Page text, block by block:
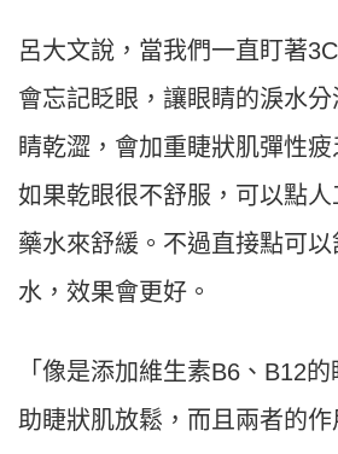
呂大文說，當我們一直盯著
會忘記眨眼，讓眼睛的淚水
睛乾澀，會加重睫狀肌彈性
如果乾眼很不舒服，可以點
藥水來舒緩。不過直接點可
水，效果會更好。
「像是添加維生素B6、B12
助睫狀肌放鬆，而且兩者的作